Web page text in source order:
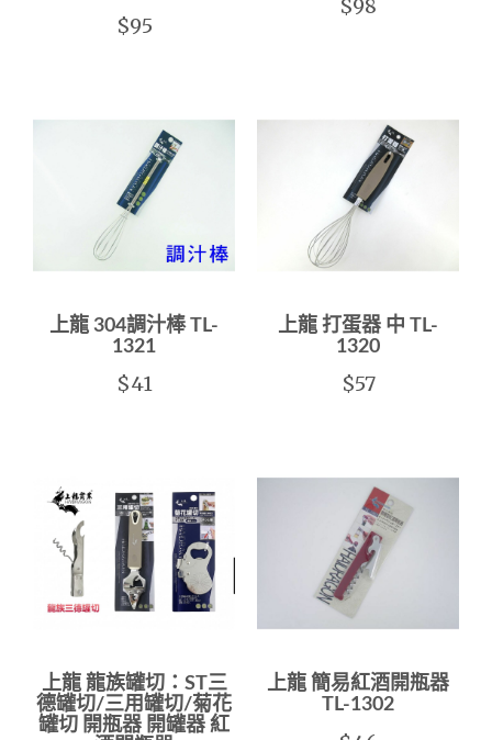
$95
$98
上龍 304調汁棒 TL-
1321
$41
上龍 打蛋器 中 TL-
1320
$57
上龍 龍族罐切：ST三
德罐切/三用罐切/菊花
罐切 開瓶器 開罐器 紅
上龍 簡易紅酒開瓶器
TL-1302